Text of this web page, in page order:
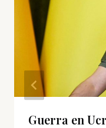
Guerra en